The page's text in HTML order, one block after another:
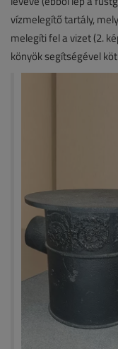
vízmelegítő tartály,
melegíti fel a vizet (2.
könyök segítségével